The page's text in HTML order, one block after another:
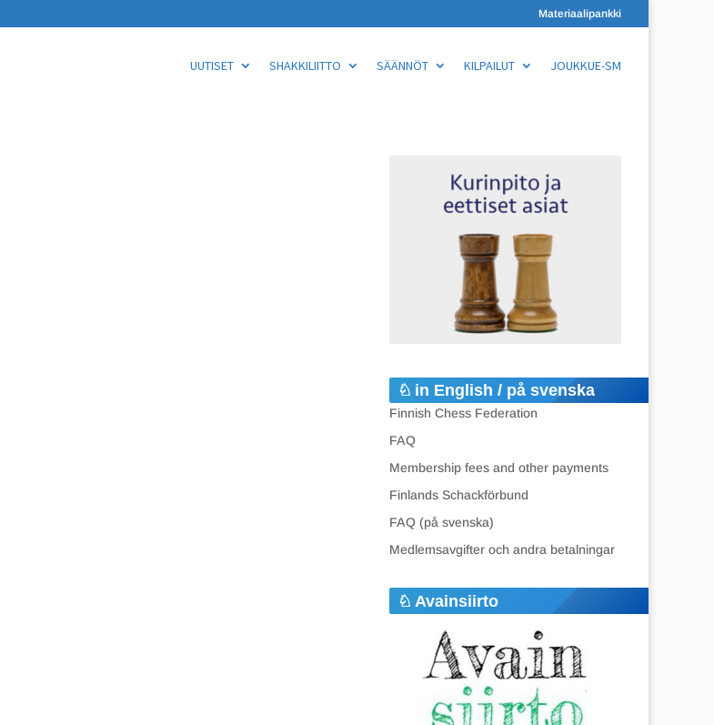
Materiaalipankki
UUTISET SHAKKILIITTO SÄÄNNÖT KILPAILUT JOUKKUE-SM
in English / på svenska
Finnish Chess Federation
FAQ
Membership fees and other payments
Finlands Schackförbund
FAQ (på svenska)
Medlemsavgifter och andra betalningar
Avainsiirto